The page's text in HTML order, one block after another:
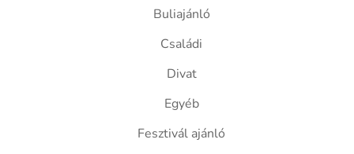
Buliajánló
Családi
Divat
Egyéb
Fesztivál ajánló